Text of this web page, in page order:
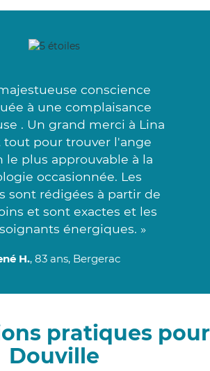
conscience
à une complaisance
. Un grand merci à Lina
tout pour trouver l'ange
le plus approuvable à la
occasionnée. Les
sont rédigées à partir de
et sont exactes et les
énergiques. »
H., 83 ans, Bergerac
pratiques pour
Douville